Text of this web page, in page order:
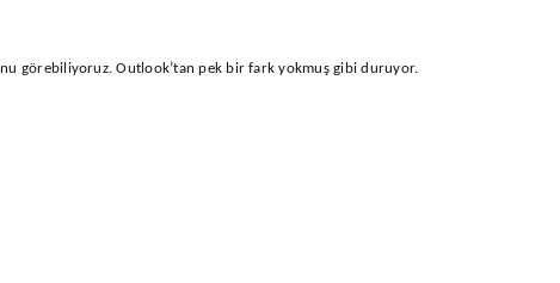
görebiliyoruz. Outlook’tan pek bir fark yokmuş gibi duruyor.